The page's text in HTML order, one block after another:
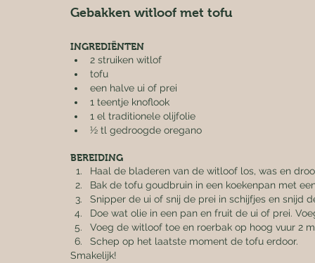
Gebakken witloof met tofu
INGREDIËNTEN
2 struiken witlof
tofu
een halve ui of prei
1 teentje knoflook
1 el traditionele olijfolie
½ tl gedroogde oregano
BEREIDING
Haal de bladeren van de witloof los, was en
Bak de tofu goudbruin in een koekenpan met
Snipper de ui of snij de prei in schijfjes en snijd
Doe wat olie in een pan en fruit de ui of prei.
Voeg de witloof toe en roerbak op hoog vuur 2
Schep op het laatste moment de tofu erdoor.
Smakelijk!